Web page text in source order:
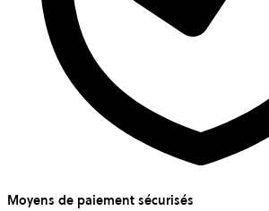
Moyens de paiement sécurisés